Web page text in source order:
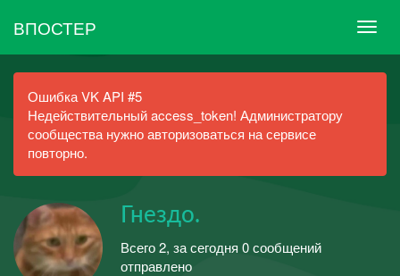
ВПОСТЕР
Ошибка VK API #5
Недействительный access_token! Администратору
сообщества нужно авторизоваться на сервисе
повторно.
Гнездо.
Всего 2, за сегодня 0 сообщений
отправлено